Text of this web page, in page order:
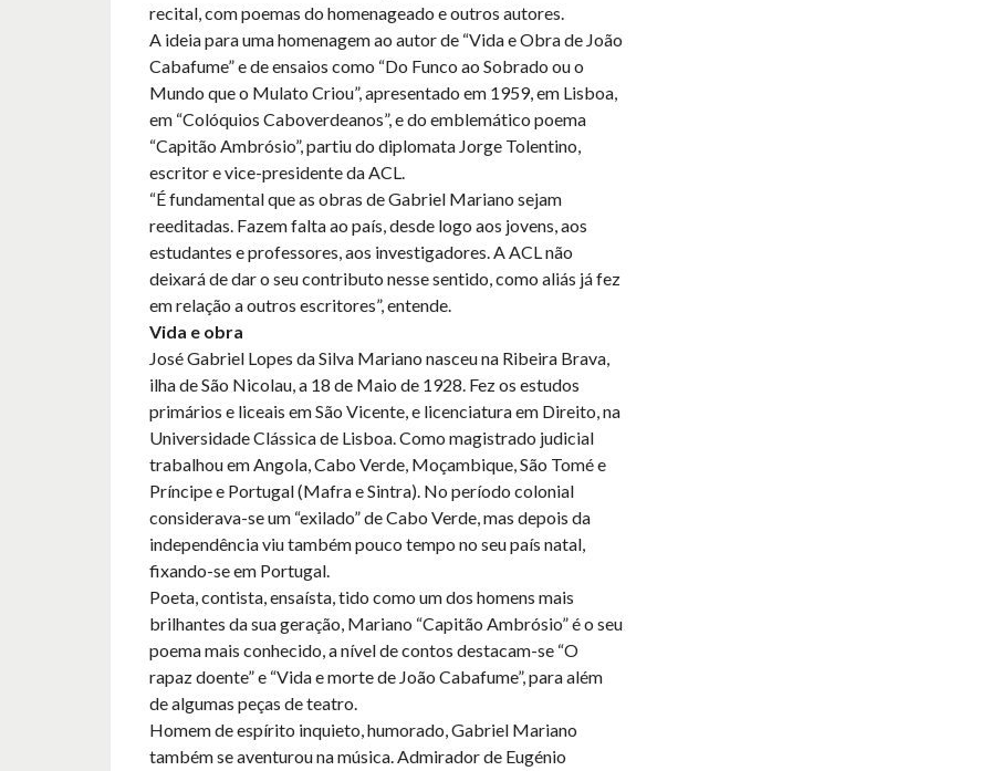
recital, com poemas do homenageado e outros autores.
A ideia para uma homenagem ao autor de “Vida e Obra de João
Cabafume” e de ensaios como “Do Funco ao Sobrado ou o
Mundo que o Mulato Criou”, apresentado em 1959, em Lisboa,
em “Colóquios Caboverdeanos”, e do emblemático poema
“Capitão Ambrósio”, partiu do diplomata Jorge Tolentino,
escritor e vice-presidente da ACL.
“É fundamental que as obras de Gabriel Mariano sejam
reeditadas. Fazem falta ao país, desde logo aos jovens, aos
estudantes e professores, aos investigadores. A ACL não
deixará de dar o seu contributo nesse sentido, como aliás já fez
em relação a outros escritores”, entende.
Vida e obra
José Gabriel Lopes da Silva Mariano nasceu na Ribeira Brava,
ilha de São Nicolau, a 18 de Maio de 1928. Fez os estudos
primários e liceais em São Vicente, e licenciatura em Direito, na
Universidade Clássica de Lisboa. Como magistrado judicial
trabalhou em Angola, Cabo Verde, Moçambique, São Tomé e
Príncipe e Portugal (Mafra e Sintra). No período colonial
considerava-se um “exilado” de Cabo Verde, mas depois da
independência viu também pouco tempo no seu país natal,
fixando-se em Portugal.
Poeta, contista, ensaísta, tido como um dos homens mais
brilhantes da sua geração, Mariano “Capitão Ambrósio” é o seu
poema mais conhecido, a nível de contos destacam-se “O
rapaz doente” e “Vida e morte de João Cabafume”, para além
de algumas peças de teatro.
Homem de espírito inquieto, humorado, Gabriel Mariano
também se aventurou na música. Admirador de Eugénio